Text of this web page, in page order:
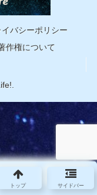
イバシーポリシー
作権について
トップ サイドバー